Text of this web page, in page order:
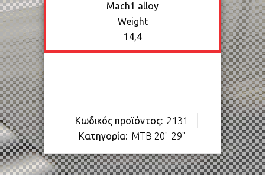
Mach1 alloy
Weight
14,4
Κωδικός προϊόντος: 2131
Κατηγορία: MTB 20"-29"